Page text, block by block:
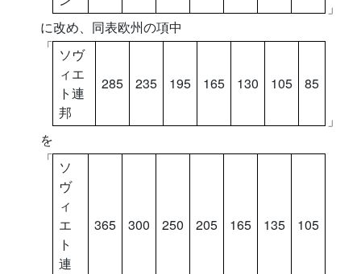
」
に改め、同表欧州の項中
「 ソヴ
ィエ
ト連
邦
285 235 195 165 130 105
85
」
を
「 ソ
ヴ
ィ
エ
ト
連
365 300 250 205 165 135 105